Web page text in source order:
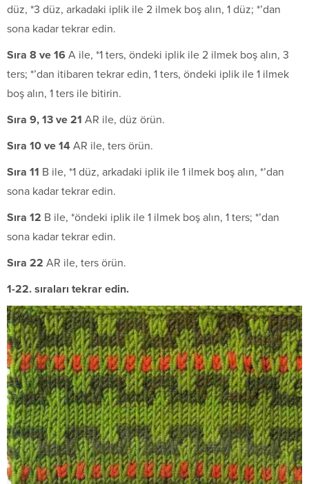
düz, *3 düz, arkadaki iplik ile 2 ilmek boş alın, 1 düz; *’dan
sona kadar tekrar edin.
Sıra 8 ve 16 A ile, *1 ters, öndeki iplik ile 2 ilmek boş alın, 3
ters; *’dan itibaren tekrar edin, 1 ters, öndeki iplik ile 1 ilmek
boş alın, 1 ters ile bitirin.
Sıra 9, 13 ve 21 AR ile, düz örün.
Sıra 10 ve 14 AR ile, ters örün.
Sıra 11 B ile, *1 düz, arkadaki iplik ile 1 ilmek boş alın, *’dan
sona kadar tekrar edin.
Sıra 12 B ile, *öndeki iplik ile 1 ilmek boş alın, 1 ters; *’dan
sona kadar tekrar edin.
Sıra 22 AR ile, ters örün.
1-22. sıraları tekrar edin.